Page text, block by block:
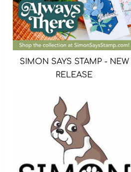
SIMON SAYS STAMP - NEW
RELEASE